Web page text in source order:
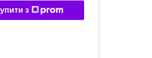
з